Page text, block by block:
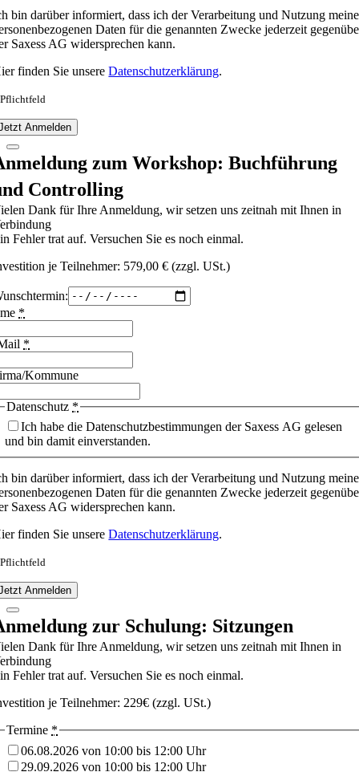
bin darüber informiert, dass ich der Verarbeitung und Nutzung
Daten für die genannten Zwecke jederzeit
Saxess AG widersprechen kann.
finden Sie unsereDatenschutzerklärung.
Anmelden
zum Workshop: Buchführung
Controlling
Dank für Ihre Anmeldung, wir setzen uns zeitnah mit Ihnen in
Fehler trat auf. Versuchen Sie es noch einmal.
je Teilnehmer: 579,00 € (zzgl. USt.)
*
*
Kommune
Datenschutz *
Ich habe die Datenschutzbestimmungen der Saxess AG gelesen
und bin damit einverstanden.
bin darüber informiert, dass ich der Verarbeitung und Nutzung
Daten für die genannten Zwecke jederzeit
Saxess AG widersprechen kann.
finden Sie unsereDatenschutzerklärung.
Anmelden
zur Schulung: Sitzungen
Dank für Ihre Anmeldung, wir setzen uns zeitnah mit Ihnen in
Fehler trat auf. Versuchen Sie es noch einmal.
je Teilnehmer: 229€ (zzgl. USt.)
Termine *
06.08.2026 von 10:00 bis 12:00 Uhr
29.09.2026 von 10:00 bis 12:00 Uhr